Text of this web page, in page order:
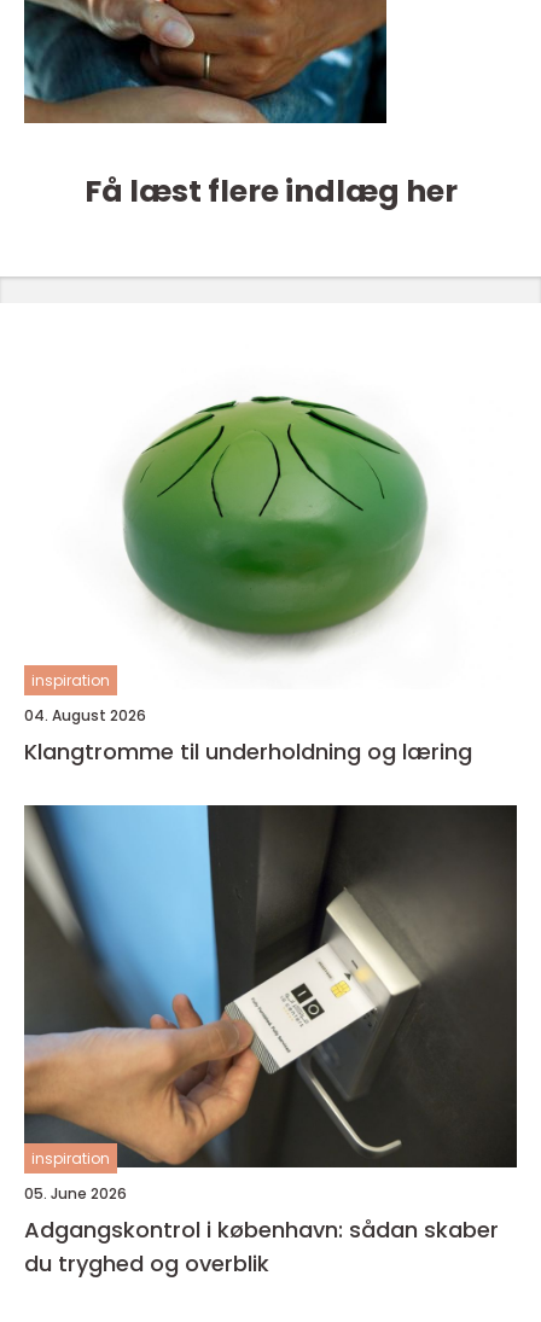
Få læst flere indlæg her
inspiration
04. August 2026
Klangtromme til underholdning og læring
inspiration
05. June 2026
Adgangskontrol i københavn: sådan skaber
du tryghed og overblik